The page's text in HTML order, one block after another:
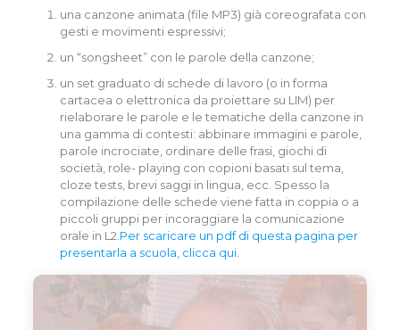
una canzone animata (file MP3) già coreografata con
gesti e movimenti espressivi;
un “songsheet” con le parole della canzone;
un set graduato di schede di lavoro (o in forma
cartacea o elettronica da proiettare su LIM) per
rielaborare le parole e le tematiche della canzone in
una gamma di contesti: abbinare immagini e parole,
parole incrociate, ordinare delle frasi, giochi di
società, role- playing con copioni basati sul tema,
cloze tests, brevi saggi in lingua, ecc. Spesso la
compilazione delle schede viene fatta in coppia o a
piccoli gruppi per incoraggiare la comunicazione
orale in L2. Per scaricare un pdf di questa pagina per
presentarla a scuola, clicca qui.